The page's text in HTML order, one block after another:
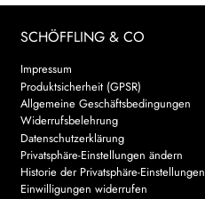
SCHÖFFLING & CO
Impressum
Produktsicherheit (GPSR)
Allgemeine Geschäftsbedingungen
Widerrufsbelehrung
Datenschutzerklärung
Privatsphäre-Einstellungen ändern
Historie der Privatsphäre-Einstellungen
Einwilligungen widerrufen